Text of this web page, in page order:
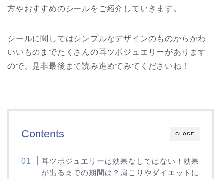
方やおすすめのシールをご紹介していきます。
シールに関してはシンプルなデザインのものからかわ
いいものまでたくさんの耳ツボジュエリーがあります
ので、是非最後まで読み進めてみてくださいね！
CLOSE
Contents
耳ツボジュエリーは効果なしではない！効果
が出るまでの期間は？肩こりやダイエットに